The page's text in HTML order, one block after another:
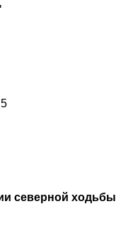
северной ходьбы